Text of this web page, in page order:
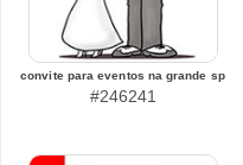
convite para eventos na grande sp
#246241